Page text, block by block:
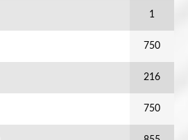
1
750
216
750